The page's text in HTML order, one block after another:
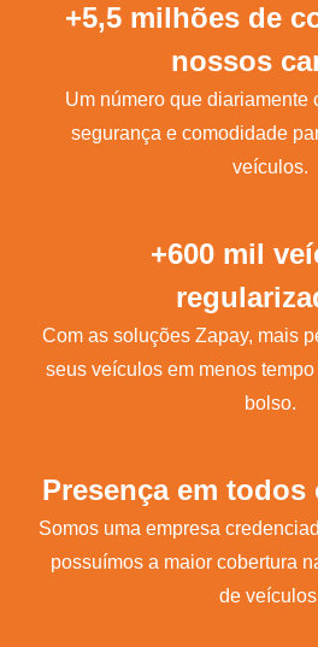
+5,5 milhões de
nossos
Um número que diariamente
segurança e comodidade
veículos.
+600 mil
Com as soluções Zapay, mais
seus veículos em menos
bolso.
Presença em todos
Somos uma empresa
possuímos a maior cobertura
de